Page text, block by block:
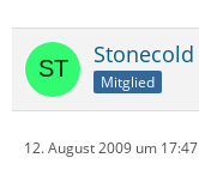
Stonecold
Mitglied
12. August 2009 um 17:47